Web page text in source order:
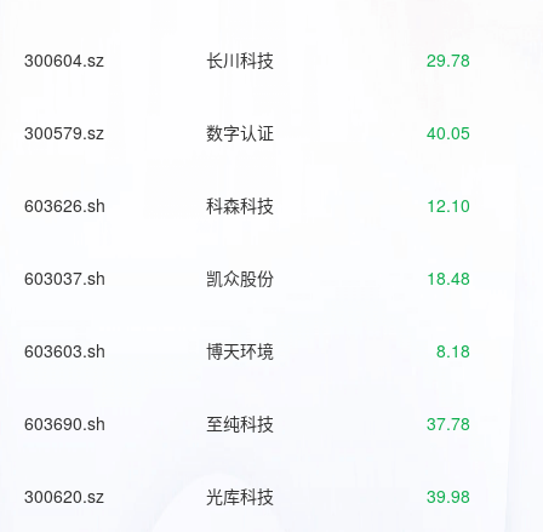
300604.sz 长川科技 29.78
300579.sz 数字认证 40.05
603626.sh 科森科技 12.10
603037.sh 凯众股份 18.48
603603.sh 博天环境 8.18
603690.sh 至纯科技 37.78
300620.sz 光库科技 39.98